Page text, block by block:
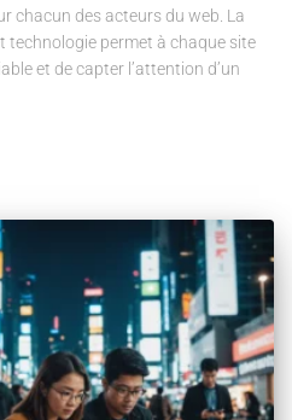
chacun des acteurs du web. La
technologie permet à chaque site
et de capter l’attention d’un